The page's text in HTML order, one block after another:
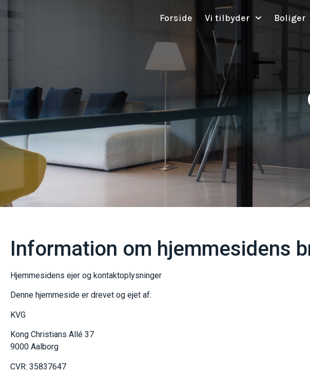
Forside Vi tilbyder Boliger
Information om hjemmesidens
Hjemmesidens ejer og kontaktoplysninger
Denne hjemmeside er drevet og ejet af:
KVG
Kong Christians Allé 37
9000 Aalborg
CVR: 35837647